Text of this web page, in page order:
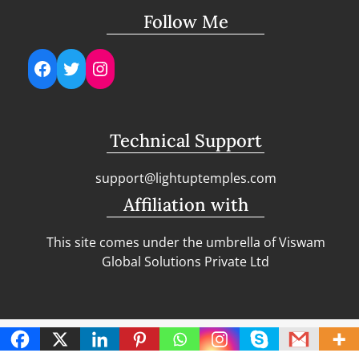
Follow Me
Facebook
TwitterInstagram
Technical Support
support@lightuptemples.com
Affiliation with
This site comes under the umbrella of Viswam
Global Solutions Private Ltd